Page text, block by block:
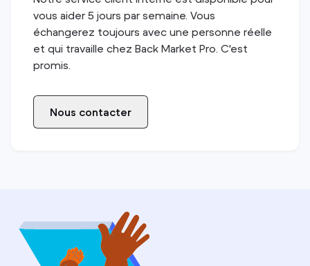
vous aider 5 jours par semaine. Vous
échangerez toujours avec une personne réelle
et qui travaille chez Back Market Pro. C'est
promis.
Nous contacter